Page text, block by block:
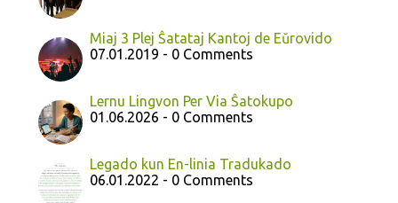
Miaj 3 Plej Ŝatataj Kantoj de Eŭrovido
07.01.2019 - 0 Comments
Lernu Lingvon Per Via Ŝatokupo
01.06.2026 - 0 Comments
Legado kun En-linia Tradukado
06.01.2022 - 0 Comments